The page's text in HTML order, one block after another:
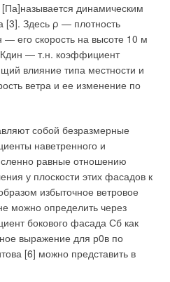
динамическим
[3]. Здесь ρ — плотность
— его скорость на высоте 10 м
— т.н. коэффициент
влияние типа местности и
ветра и ее изменение по
собой безразмерные
наветренного и
равные отношению
у плоскости этих фасадов к
избыточное ветровое
можно определить через
бокового фасада Сб как
выражение для р0в по
[6] можно представить в
приборов. В [1] все
с точки зрения причин их
группы:
производителя установок.
владельца установки.
докладе незаслуженной
а именно вопросы,
к поверке.
следующие —
в качестве эталонных
более низкого класса
установок с приписанной
эталонных применяет
1,5–2,0 %, используя некую
по климатизации помещений,
с теплым периодом года.
снизить уровень затрат
ночное проветривание.
собой строительных
оборудования,
формирует тепловую
воздействием на
может служить
в темное время суток.
воздуха снижается.
приводит к изменению
поверхностей и толщи
В зависимости от
материалов, из которых